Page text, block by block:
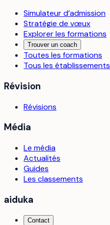
Simulateur d’admission
Stratégie de vœux
Explorer les formations
Trouver un coach
Toutes les formations
Tous les établissements
Révision
Révisions
Média
Le média
Actualités
Guides
Les classements
aiduka
Contact